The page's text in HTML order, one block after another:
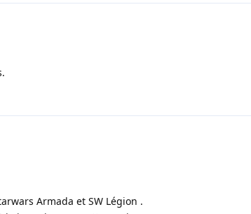
Armada et SW Légion .